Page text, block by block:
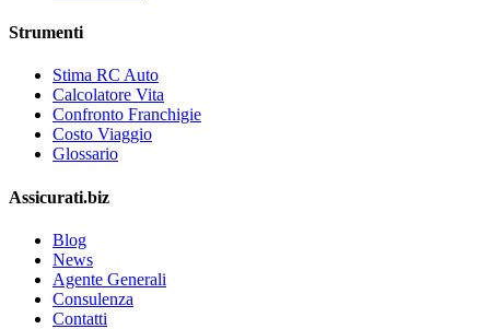
Strumenti
Stima RC Auto
Calcolatore Vita
Confronto Franchigie
Costo Viaggio
Glossario
Assicurati.biz
Blog
News
Agente Generali
Consulenza
Contatti